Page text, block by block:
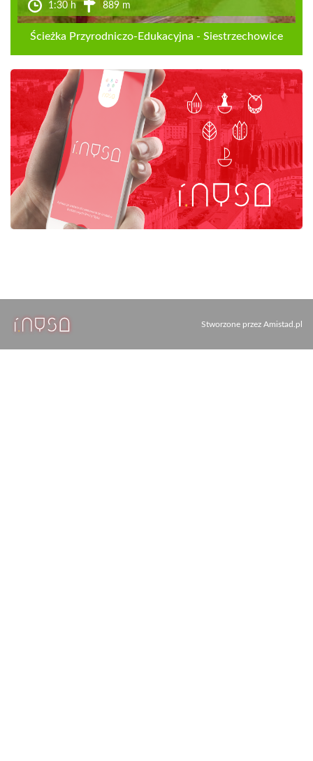
1:30 h 889 m
Ścieżka Przyrodniczo-Edukacyjna - Siestrzechowice
Stworzone przez Amistad.pl